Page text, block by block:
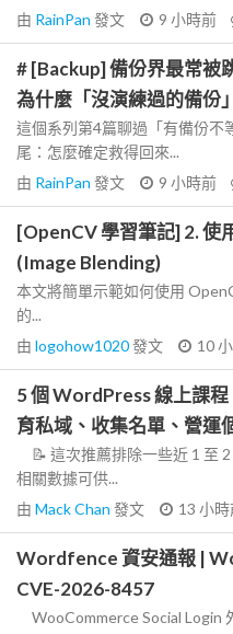
由 RainPan 發文 9 小時前
# [Backup] 備份界最常被
為什麼「沒演練過的備份
這個系列第4篇聊過「有備份不
尾：怎麼確定救得回來...
由 RainPan 發文 9 小時前
[OpenCV 學習筆記] 2. 使
(Image Blending)
本文將簡單示範如何使用
的...
由 logohow1020發文 10
5 個 WordPress 線上課
育私域、收集名單、營運
📝 這次推薦排除一些近 1 至
相關數據可供...
由 Mack Chan 發文 13 小
Wordfence 資安通報 |
CVE-2026-8457
WooCommerce Social Login